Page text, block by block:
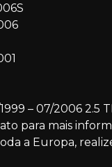
– 07/2006 2.5
para mais
a Europa,